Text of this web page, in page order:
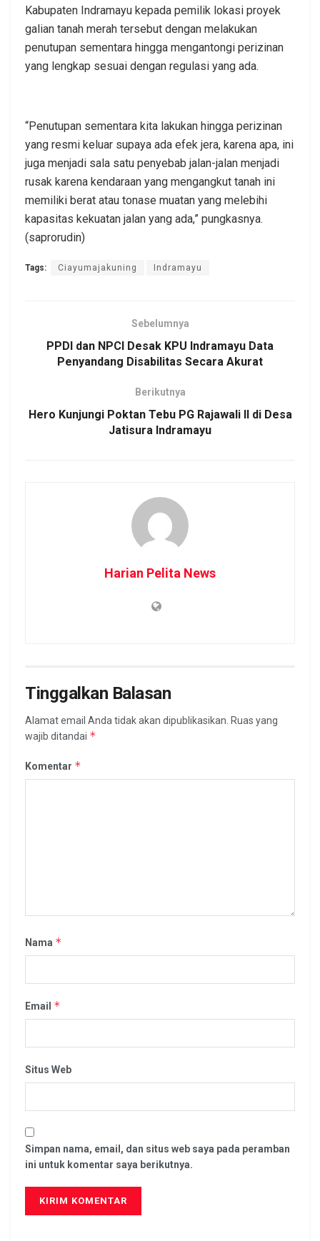
Kabupaten Indramayu kepada pemilik lokasi proyek
galian tanah merah tersebut dengan melakukan
penutupan sementara hingga mengantongi perizinan
yang lengkap sesuai dengan regulasi yang ada.
“Penutupan sementara kita lakukan hingga perizinan
yang resmi keluar supaya ada efek jera, karena apa, ini
juga menjadi sala satu penyebab jalan-jalan menjadi
rusak karena kendaraan yang mengangkut tanah ini
memiliki berat atau tonase muatan yang melebihi
kapasitas kekuatan jalan yang ada,” pungkasnya.
(saprorudin)
Tags: Ciayumajakuning Indramayu
Sebelumnya
PPDI dan NPCI Desak KPU Indramayu Data
Penyandang Disabilitas Secara Akurat
Berikutnya
Hero Kunjungi Poktan Tebu PG Rajawali II di Desa
Jatisura Indramayu
Harian Pelita News
Tinggalkan Balasan
Alamat email Anda tidak akan dipublikasikan. Ruas yang
wajib ditandai *
Komentar *
Nama *
Email *
Situs Web
Simpan nama, email, dan situs web saya pada peramban
ini untuk komentar saya berikutnya.